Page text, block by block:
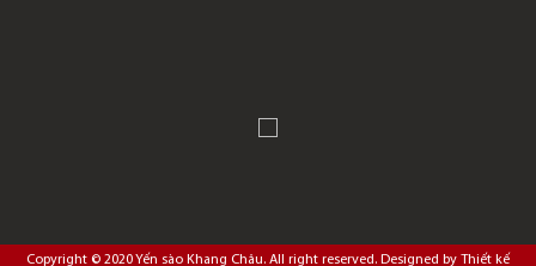
Copyright © 2020Yến sào Khang Châu. All right reserved. Designed by Thiết kế